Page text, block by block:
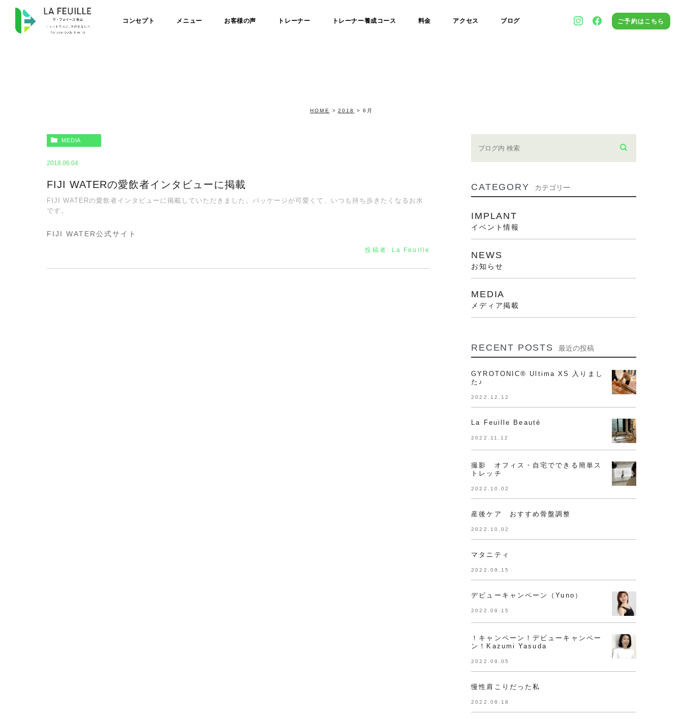
ご予約はこちら
コンセプト メニュー お客様の声 トレーナー トレーナー養成コース 料金 アクセス ブログ
HOME 2018 6月
MEDIA
2018.06.04
FIJI WATERの愛飲者インタビューに掲載
FIJI WATERの愛飲者インタビューに掲載していただきました。パッケージが可愛くて、いつも持ち歩きたくなるお水
です。
FIJI WATER公式サイト
投稿者: La Feuille
CATEGORY カテゴリー
IMPLANT
イベント情報
NEWS
お知らせ
MEDIA
メディア掲載
RECENT POSTS 最近の投稿
GYROTONIC®︎ Ultima XS 入りまし
た♪
2022.12.12
La Feuille Beauté
2022.11.12
撮影 オフィス・自宅でできる簡単ス
トレッチ
2022.10.02
産後ケア おすすめ骨盤調整
2022.10.02
マタニティ
2022.09.15
デビューキャンペーン（Yuno）
2022.09.15
！キャンペーン！デビューキャンペー
ン！Kazumi Yasuda
2022.09.05
慢性肩こりだった私
2022.08.18